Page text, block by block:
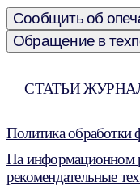
Сообщить об
Обращение в
СТАТЬИ
Политика обработки
На информационном
рекомендательные